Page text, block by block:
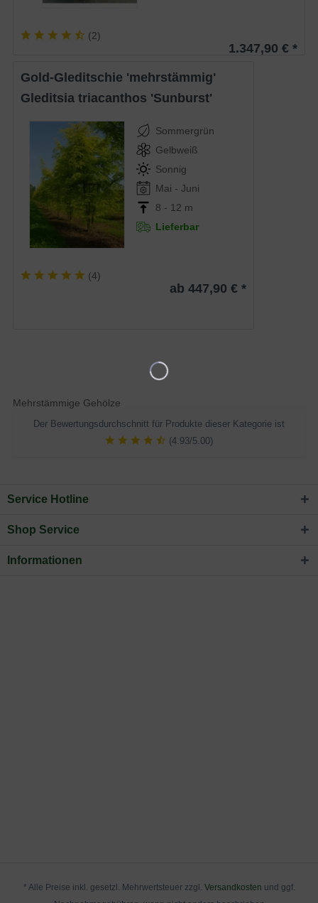
(2)
1.347,90 € *
Gold-Gleditschie 'mehrstämmig'
Gleditsia triacanthos 'Sunburst'
Sommergrün
Gelbweiß
Sonnig
Mai - Juni
8 - 12 m
Lieferbar
(4)
ab 447,90 € *
Mehrstämmige Gehölze
Der Bewertungsdurchschnitt für Produkte dieser Kategorie ist
(4.93/5.00)
Service Hotline
Shop Service
Informationen
* Alle Preise inkl. gesetzl. Mehrwertsteuer zzgl. Versandkosten und ggf.